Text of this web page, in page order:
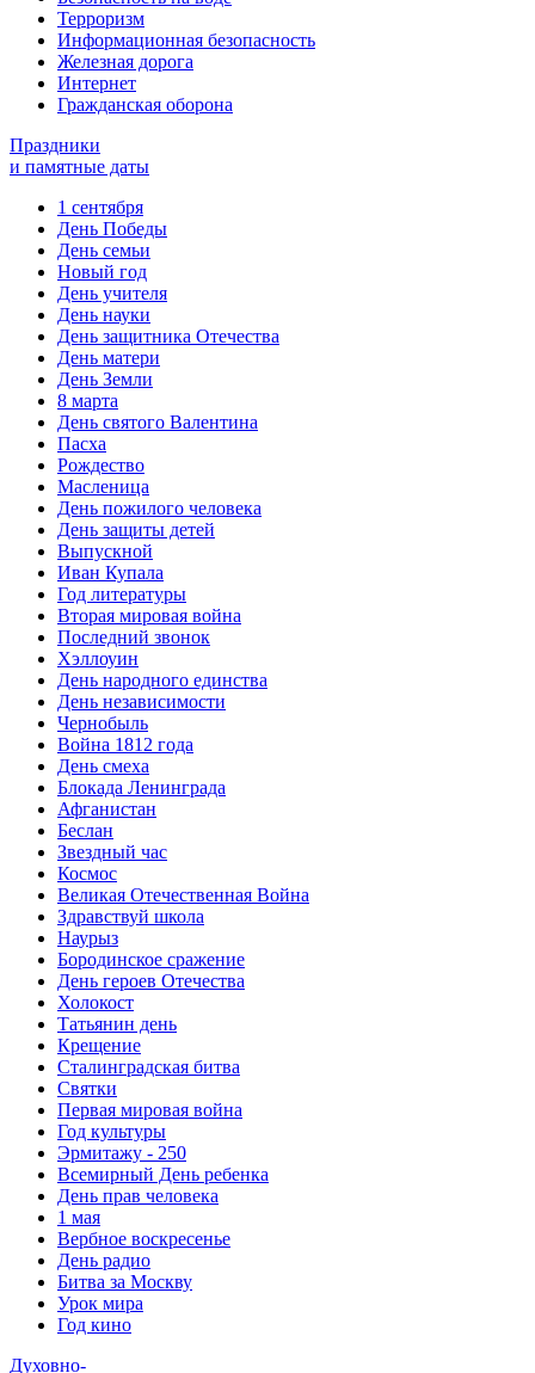
Терроризм
Информационная безопасность
Железная дорога
Интернет
Гражданская оборона
Праздники
и памятные даты
1 сентября
День Победы
День семьи
Новый год
День учителя
День науки
День защитника Отечества
День матери
День Земли
8 марта
День святого Валентина
Пасха
Рождество
Масленица
День пожилого человека
День защиты детей
Выпускной
Иван Купала
Год литературы
Вторая мировая война
Последний звонок
Хэллоуин
День народного единства
День независимости
Чернобыль
Война 1812 года
День смеха
Блокада Ленинграда
Афганистан
Беслан
Звездный час
Космос
Великая Отечественная Война
Здравствуй школа
Наурыз
Бородинское сражение
День героев Отечества
Холокост
Татьянин день
Крещение
Сталинградская битва
Святки
Первая мировая война
Год культуры
Эрмитажу - 250
Всемирный День ребенка
День прав человека
1 мая
Вербное воскресенье
День радио
Битва за Москву
Урок мира
Год кино
Духовно-